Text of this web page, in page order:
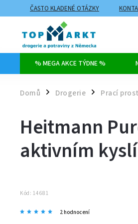
ČASTO KLADENÉ OTÁZKY
ZPŮSOBY DOPRAVY A PLATBY
% MEGA AKCE TÝDNE %
Domů / Drogerie / Prací
Heitmann
aktivním
Kód: 14681
2 hodnocení